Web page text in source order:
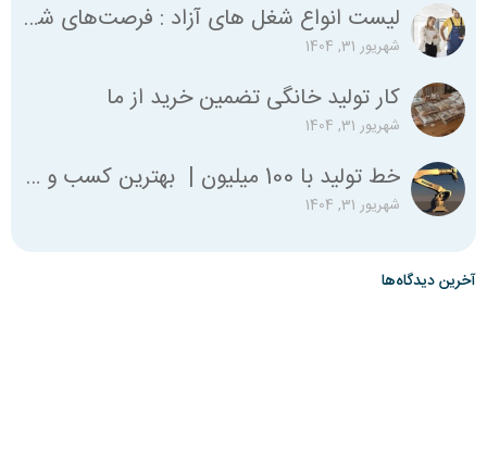
لیست انواع شغل‌ های آزاد : فرصت‌های شغلی متنوع برای همه
شهریور 31, 1404
کار تولید خانگی تضمین خرید از ما
شهریور 31, 1404
خط تولید با 100 میلیون | بهترین کسب و کار با صد میلیون
شهریور 31, 1404
آخرین دیدگاه‌ها